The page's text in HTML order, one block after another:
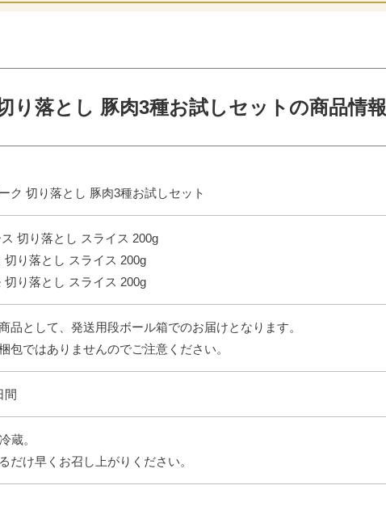
り落とし 豚肉3種お試しセットの商品情報
ク 切り落とし 豚肉3種お試しセット
切り落とし スライス 200g
り落とし スライス 200g
り落とし スライス 200g
品として、発送用段ボール箱でのお届けとなります。
包ではありませんのでご注意ください。
間
蔵。
だけ早くお召し上がりください。